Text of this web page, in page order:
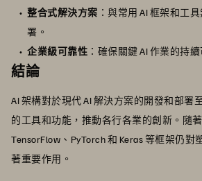
整合式解決方案 ：與常用 AI 框架和工
署。
企業級可靠性 ：確保關鍵 AI 作業的持續
結論
AI 架構對於現代 AI 解決方案的開發和部署
的工具和功能，推動各行各業的創新。隨著
TensorFlow、PyTorch 和 Keras 等框架仍
著重要作用。